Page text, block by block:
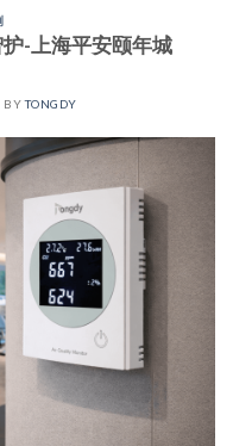
-上海平安颐年城
BYTONGDY